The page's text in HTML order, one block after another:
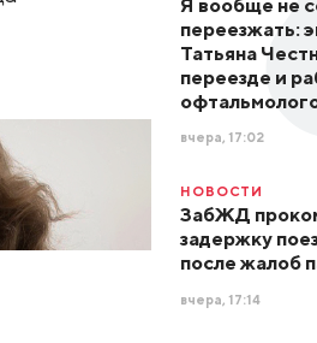
переезжать:
Татьяна
переезде и
вчера, 17:02
НОВОСТИ
ЗабЖД
задержку
после жалоб
вчера, 17:14